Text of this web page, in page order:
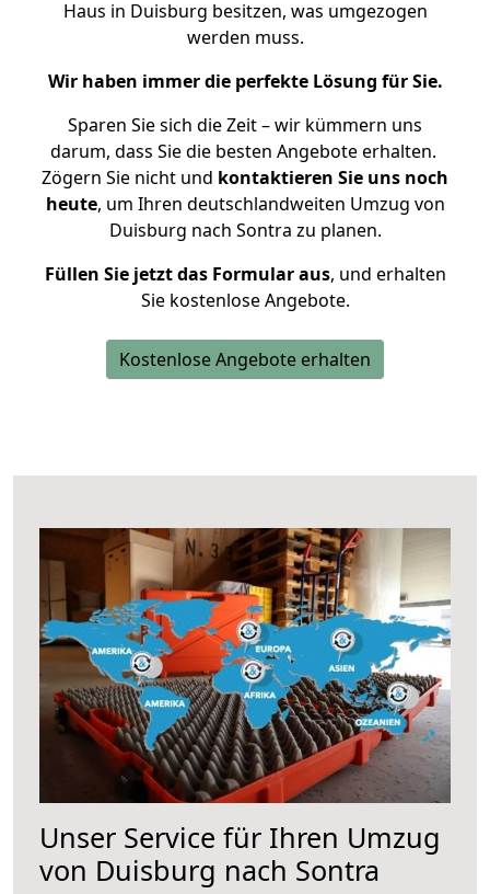
Haus in Duisburg besitzen, was umgezogen
werden muss.
Wir haben immer die perfekte Lösung für Sie.
Sparen Sie sich die Zeit – wir kümmern uns
darum, dass Sie die besten Angebote erhalten.
Zögern Sie nicht und kontaktieren Sie uns noch
heute, um Ihren deutschlandweiten Umzug von
Duisburg nach Sontra zu planen.
Füllen Sie jetzt das Formular aus, und erhalten
Sie kostenlose Angebote.
Kostenlose Angebote erhalten
Unser Service für Ihren Umzug
von Duisburg nach Sontra